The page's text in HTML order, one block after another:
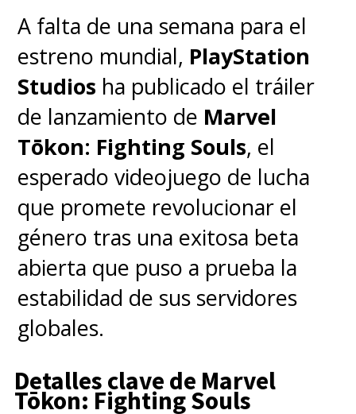
nuevas entregas deAvengers.
Tal como se especulaba luego
de lo sucedido conJonathan
Majors,quien daba vida al
villanoKang yfuera
despedido al ser declarado
culpable de agresión y acoso
por atacar a su ex novia Grace
Jabbari en un auto,el Líder
Supremo del Reino de
Latveria, mejor conocido
como Doctor Doom, tomó
posta como el principal
A falta de una semana para el
estreno mundial, PlayStation
Studios ha publicado el tráiler
de lanzamiento de Marvel
Tōkon: Fighting Souls, el
esperado videojuego de lucha
que promete revolucionar el
género tras una exitosa beta
abierta que puso a prueba la
estabilidad de sus servidores
globales.
Detalles clave de Marvel
Tōkon: Fighting Souls